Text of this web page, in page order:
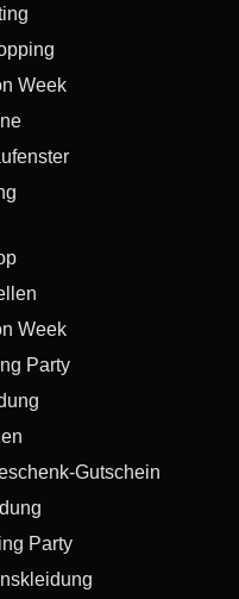
Week
Week
Party
Gutschein
Party